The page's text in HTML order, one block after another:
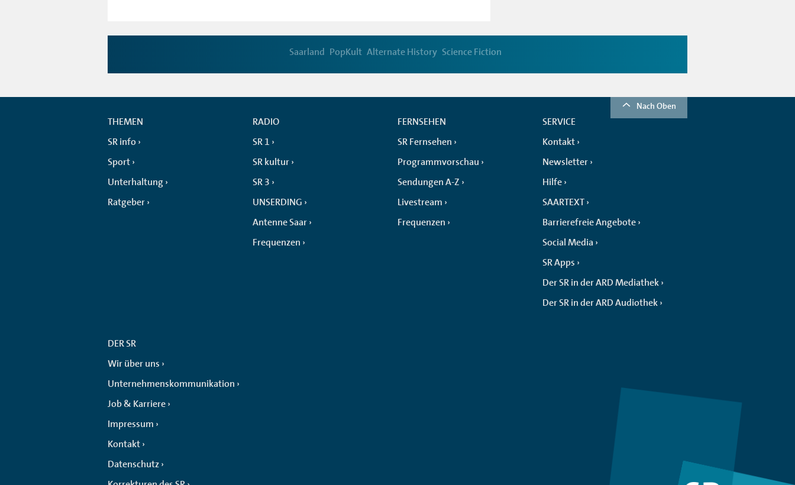
Saarland PopKult Alternate History Science Fiction
Nach Oben
THEMEN
SR info
Sport
Unterhaltung
Ratgeber
RADIO
SR 1
SR kultur
SR 3
UNSERDING
Antenne Saar
Frequenzen
FERNSEHEN
SR Fernsehen
Programmvorschau
Sendungen A-Z
Livestream
Frequenzen
SERVICE
Kontakt
Newsletter
Hilfe
SAARTEXT
Barrierefreie Angebote
Social Media
SR Apps
Der SR in der ARD Mediathek
Der SR in der ARD Audiothek
DER SR
Wir über uns
Unternehmenskommunikation
Job & Karriere
Impressum
Kontakt
Datenschutz